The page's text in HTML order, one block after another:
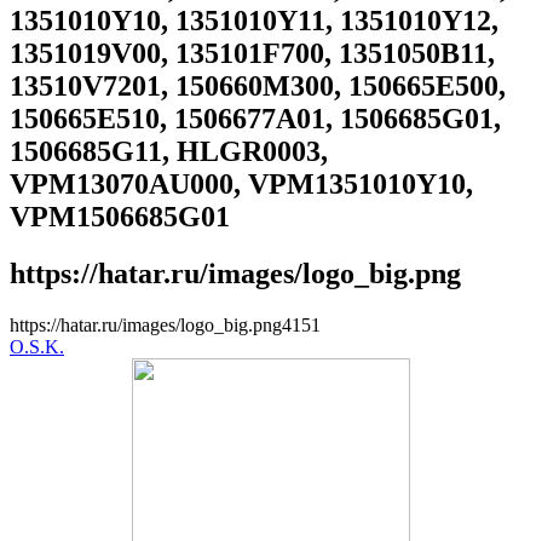
1351010Y10, 1351010Y11, 1351010Y12,
1351019V00, 135101F700, 1351050B11,
13510V7201, 150660M300, 150665E500,
150665E510, 1506677A01, 1506685G01,
1506685G11, HLGR0003,
VPM13070AU000, VPM1351010Y10,
VPM1506685G01
https://hatar.ru/images/logo_big.png
https://hatar.ru/images/logo_big.png41 51
O.S.K.